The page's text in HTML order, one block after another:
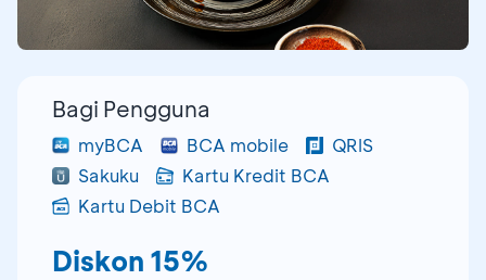
Bagi Pengguna
myBCA BCA mobile
QRIS
Sakuku
Kartu Kredit BCA
Kartu Debit BCA
Diskon 15%